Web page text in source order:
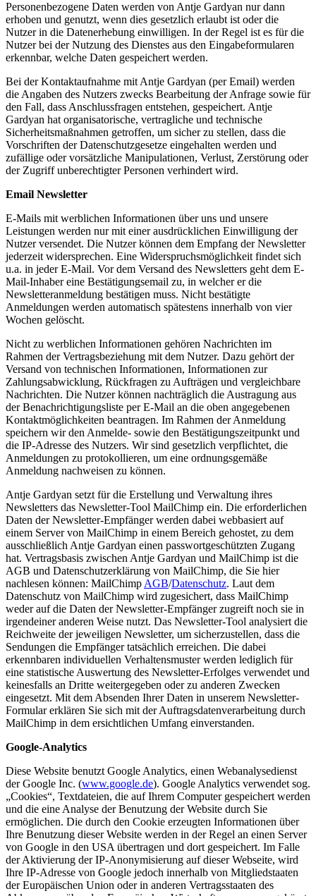
Personenbezogene Daten werden von Antje Gardyan nur dann
erhoben und genutzt, wenn dies gesetzlich erlaubt ist oder die
Nutzer in die Datenerhebung einwilligen. In der Regel ist es für die
Nutzer bei der Nutzung des Dienstes aus den Eingabeformularen
erkennbar, welche Daten gespeichert werden.
Bei der Kontaktaufnahme mit Antje Gardyan (per Email) werden
die Angaben des Nutzers zwecks Bearbeitung der Anfrage sowie für
den Fall, dass Anschlussfragen entstehen, gespeichert. Antje
Gardyan hat organisatorische, vertragliche und technische
Sicherheitsmaßnahmen getroffen, um sicher zu stellen, dass die
Vorschriften der Datenschutzgesetze eingehalten werden und
zufällige oder vorsätzliche Manipulationen, Verlust, Zerstörung oder
der Zugriff unberechtigter Personen verhindert wird.
Email Newsletter
E-Mails mit werblichen Informationen über uns und unsere
Leistungen werden nur mit einer ausdrücklichen Einwilligung der
Nutzer versendet. Die Nutzer können dem Empfang der Newsletter
jederzeit widersprechen. Eine Widerspruchsmöglichkeit findet sich
u.a. in jeder E-Mail. Vor dem Versand des Newsletters geht dem E-
Mail-Inhaber eine Bestätigungsemail zu, in welcher er die
Newsletteranmeldung bestätigen muss. Nicht bestätigte
Anmeldungen werden automatisch spätestens innerhalb von vier
Wochen gelöscht.
Nicht zu werblichen Informationen gehören Nachrichten im
Rahmen der Vertragsbeziehung mit dem Nutzer. Dazu gehört der
Versand von technischen Informationen, Informationen zur
Zahlungsabwicklung, Rückfragen zu Aufträgen und vergleichbare
Nachrichten. Die Nutzer können nachträglich die Austragung aus
der Benachrichtigungsliste per E-Mail an die oben angegebenen
Kontaktmöglichkeiten beantragen. Im Rahmen der Anmeldung
speichern wir den Anmelde- sowie den Bestätigungszeitpunkt und
die IP-Adresse des Nutzers. Wir sind gesetzlich verpflichtet, die
Anmeldungen zu protokollieren, um eine ordnungsgemäße
Anmeldung nachweisen zu können.
Antje Gardyan setzt für die Erstellung und Verwaltung ihres
Newsletters das Newsletter-Tool MailChimp ein. Die erforderlichen
Daten der Newsletter-Empfänger werden dabei webbasiert auf
einem Server von MailChimp in einem Bereich gehostet, zu dem
ausschließlich Antje Gardyan einen passwortgeschützten Zugang
hat. Vertragsbasis zwischen Antje Gardyan und MailChimp ist die
AGB und Datenschutzerklärung von MailChimp, die Sie hier
nachlesen können: MailChimp AGB/Datenschutz. Laut dem
Datenschutz von MailChimp wird zugesichert, dass MailChimp
weder auf die Daten der Newsletter-Empfänger zugreift noch sie in
irgendeiner anderen Weise nutzt. Das Newsletter-Tool analysiert die
Reichweite der jeweiligen Newsletter, um sicherzustellen, dass die
Sendungen die Empfänger tatsächlich erreichen. Die dabei
erkennbaren individuellen Verhaltensmuster werden lediglich für
eine statistische Auswertung des Newsletter-Erfolges verwendet und
keinesfalls an Dritte weitergegeben oder zu anderen Zwecken
eingesetzt. Mit dem Absenden Ihrer Daten in unserem Newsletter-
Formular erklären Sie sich mit der Auftragsdatenverarbeitung durch
MailChimp in dem ersichtlichen Umfang einverstanden.
Google-Analytics
Diese Website benutzt Google Analytics, einen Webanalysedienst
der Google Inc. (www.google.de). Google Analytics verwendet sog.
„Cookies“, Textdateien, die auf Ihrem Computer gespeichert werden
und die eine Analyse der Benutzung der Website durch Sie
ermöglichen. Die durch den Cookie erzeugten Informationen über
Ihre Benutzung dieser Website werden in der Regel an einen Server
von Google in den USA übertragen und dort gespeichert. Im Falle
der Aktivierung der IP-Anonymisierung auf dieser Webseite, wird
Ihre IP-Adresse von Google jedoch innerhalb von Mitgliedstaaten
der Europäischen Union oder in anderen Vertragsstaaten des